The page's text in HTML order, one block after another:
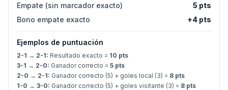
Empate (sin marcador exacto)
5 pts
Bono empate exacto
+4 pts
Ejemplos de puntuación
2-1 → 2-1: Resultado exacto = 10 pts
3-1 → 2-0: Ganador correcto = 5 pts
2-0 → 2-1: Ganador correcto (5) + goles local (3) = 8 pts
1-0 → 3-0: Ganador correcto (5) + goles visitante (3) = 8 pts